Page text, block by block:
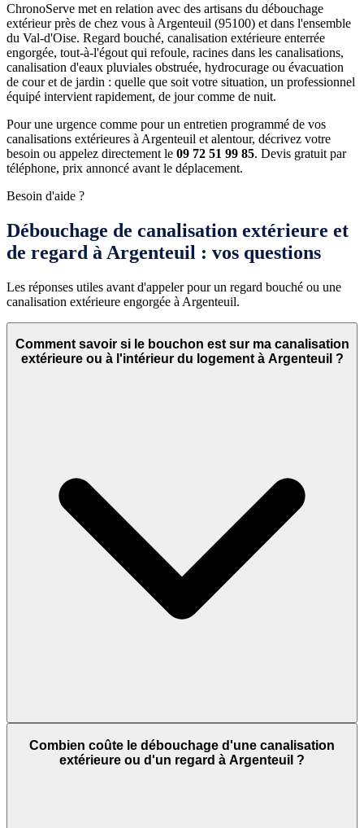
ChronoServe met en relation avec des artisans du débouchage
extérieur près de chez vous à Argenteuil (95100) et dans l'ensemble
du Val-d'Oise. Regard bouché, canalisation extérieure enterrée
engorgée, tout-à-l'égout qui refoule, racines dans les canalisations,
canalisation d'eaux pluviales obstruée, hydrocurage ou évacuation
de cour et de jardin : quelle que soit votre situation, un professionnel
équipé intervient rapidement, de jour comme de nuit.
Pour une urgence comme pour un entretien programmé de vos
canalisations extérieures à Argenteuil et alentour, décrivez votre
besoin ou appelez directement le 09 72 51 99 85. Devis gratuit par
téléphone, prix annoncé avant le déplacement.
Besoin d'aide ?
Débouchage de canalisation extérieure et
de regard à Argenteuil : vos questions
Les réponses utiles avant d'appeler pour un regard bouché ou une
canalisation extérieure engorgée à Argenteuil.
Comment savoir si le bouchon est sur ma canalisation
extérieure ou à l'intérieur du logement à Argenteuil ?
Combien coûte le débouchage d'une canalisation
extérieure ou d'un regard à Argenteuil ?